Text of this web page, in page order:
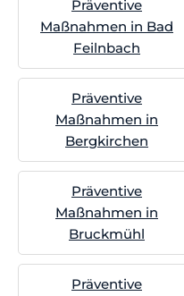
Präventive
Maßnahmen in Bad
Feilnbach
Präventive
Maßnahmen in
Bergkirchen
Präventive
Maßnahmen in
Bruckmühl
Präventive